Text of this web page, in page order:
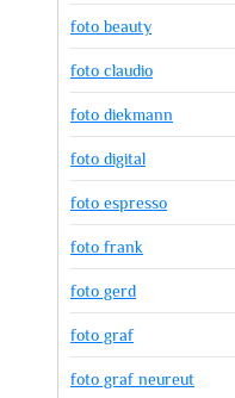
foto beauty
foto claudio
foto diekmann
foto digital
foto espresso
foto frank
foto gerd
foto graf
foto graf neureut